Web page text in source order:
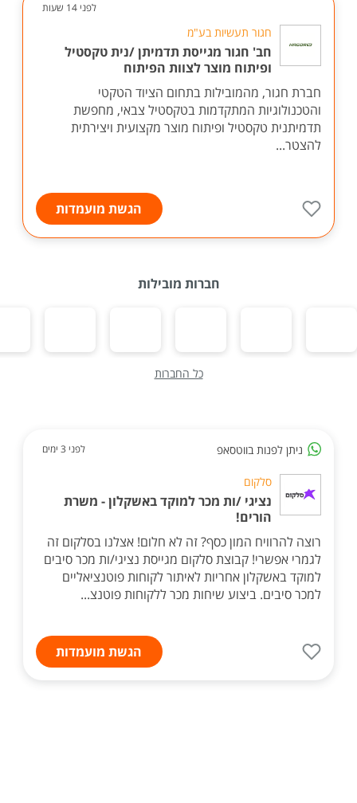
לפני 14 שעות
חגור תעשיות בע"מ
חב' חגור מגייסת תדמיתן /נית טקסטיל
ופיתוח מוצר לצוות הפיתוח
חברת חגור, מהמובילות בתחום הציוד הטקטי
והטכנולוגיות המתקדמות בטקסטיל צבאי, מחפשת
תדמיתנית טקסטיל ופיתוח מוצר מקצועית ויצירתית
להצטר...
הגשת מועמדות
חברות מובילות
כל החברות
ניתן לפנות בווטסאפ לפני 3 ימים
סלקום
נציגי /ות מכר למוקד באשקלון - משרת
הורים!
רוצה להרוויח המון כסף? זה לא חלום! אצלנו בסלקום זה
לגמרי אפשרי! קבוצת סלקום מגייסת נציגי/ות מכר סיבים
למוקד באשקלון אחריות לאיתור לקוחות פוטנציאליים
למכר סיבים. ביצוע שיחות מכר ללקוחות פוטנצ...
הגשת מועמדות